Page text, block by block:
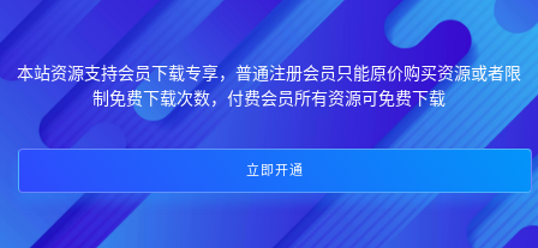
本站资源支持会员下载专享，普通注册会员只能原价购买资源或者限
制免费下载次数，付费会员所有资源可免费下载
立即开通